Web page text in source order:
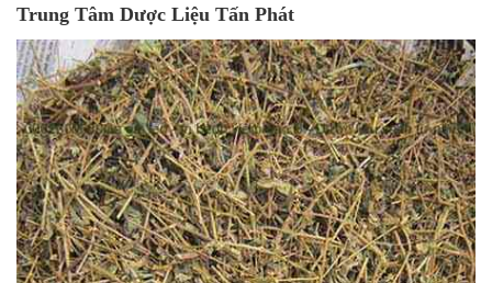
Trung Tâm Dược Liệu Tấn Phát